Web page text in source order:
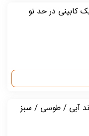
کابینی در حد نو
آبی / طوسی / سبز